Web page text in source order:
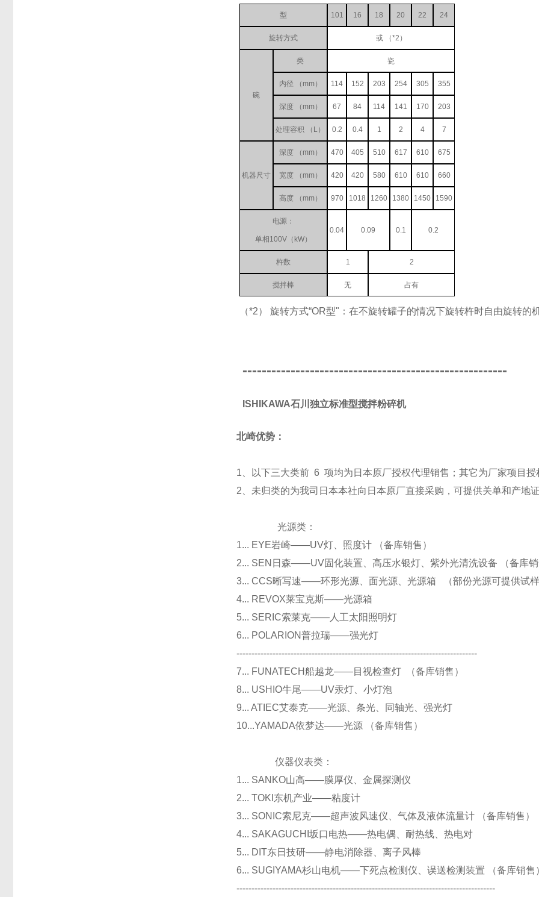
型 101 16 18 20 22 24
旋转方式 或 （*2）
碗
类 瓷
内径 （mm） 114 152 203 254 305 355
深度 （mm） 67 84 114 141 170 203
处理容积 （L） 0.2 0.4 1 2 4 7
机器尺寸
深度 （mm） 470 405 510 617 610 675
宽度 （mm） 420 420 580 610 610 660
高度 （mm） 970 1018 1260 1380 1450 1590
电源：
单相100V（kW）
0.04 0.09 0.1 0.2
杵数 1 2
搅拌棒 无 占有
（*2） 旋转方式“OR型"：在不旋转罐子的情况下旋转杵时自由旋转的
-------------------------------------------------------
ISHIKAWA石川独立标准型搅拌粉碎机
北崎优势：
1、以下三大类前 6 项均为日本原厂授权代理销售；其它为厂家项目授
2、未归类的为我司日本本社向日本原厂直接采购，可提供关单和产地
光源类：
1... EYE岩崎——UV灯、照度计 （备库销售）
2... SEN日森——UV固化装置、高压水银灯、紫外光清洗设备 （备库
3... CCS晰写速——环形光源、面光源、光源箱 （部份光源可提供试
4... REVOX莱宝克斯——光源箱
5... SERIC索莱克——人工太阳照明灯
6... POLARION普拉瑞——强光灯
--------------------------------------------------------------------------------
7... FUNATECH船越龙——目视检查灯 （备库销售）
8... USHIO牛尾——UV汞灯、小灯泡
9... ATIEC艾泰克——光源、条光、同轴光、强光灯
10...YAMADA依梦达——光源 （备库销售）
仪器仪表类：
1... SANKO山高——膜厚仪、金属探测仪
2... TOKI东机产业——粘度计
3... SONIC索尼克——超声波风速仪、气体及液体流量计 （备库销售）
4... SAKAGUCHI坂口电热——热电偶、耐热线、热电对
5... DIT东日技研——静电消除器、离子风棒
6... SUGIYAMA杉山电机——下死点检测仪、误送检测装置 （备库销售
--------------------------------------------------------------------------------------